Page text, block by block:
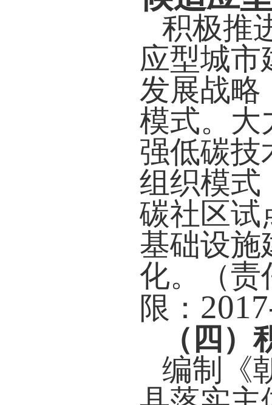
积极推
应型城市
发展战略
模式。大
强低碳技
组织模式
碳社区试
基础设施
化。（责
限：
（四
编制《